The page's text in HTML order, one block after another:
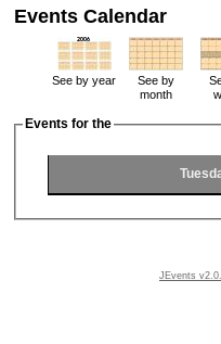
Events Calendar
See by year
See by
month
Events for the
JEvents